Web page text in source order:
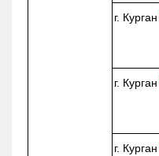
г. Курган
г. Курган
г. Курган